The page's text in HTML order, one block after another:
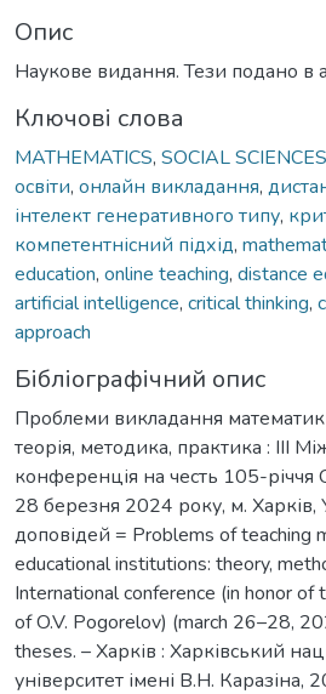
Опис
Наукове видання. Тези подано в
Ключові слова
MATHEMATICS, SOCIAL SCIENCES
освіти, онлайн викладання,
інтелект генеративного типу,
компетентнісний підхід,
education, online teaching, distance
artificial intelligence, critical thinking,
approach
Бібліографічний опис
Проблеми викладання
теорія, методика, практика : ІІІ
конференція на честь 105-
28 березня 2024 року, м. Харків,
доповідей = Problems of teaching
educational institutions: theory,
International conference (in honor
of O.V. Pogorelov) (march 26–28,
theses. – Харків : Харківський
університет імені В.Н. Каразіна,